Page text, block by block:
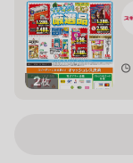
2枚